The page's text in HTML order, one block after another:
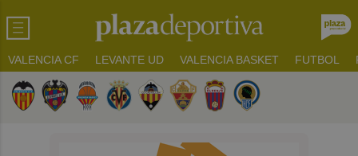
VALENCIA CF LEVANTE UD VALENCIA BASKET FUTBOL